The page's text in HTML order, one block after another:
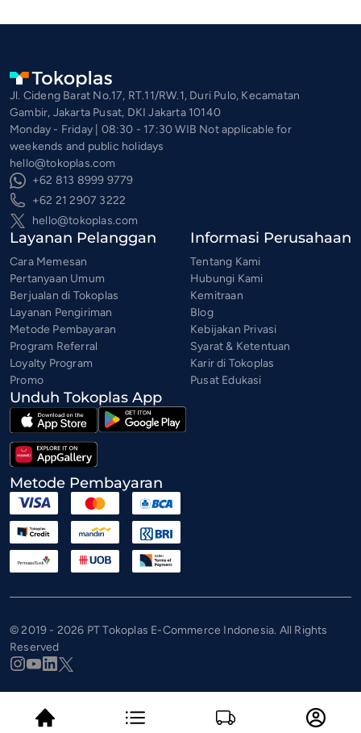
Jl. Cideng Barat No.17, RT.11/RW.1, Duri Pulo, Kecamatan
Gambir, Jakarta Pusat, DKI Jakarta 10140
Monday - Friday | 08:30 - 17:30 WIB Not applicable for
weekends and public holidays
hello@tokoplas.com
+62 813 8999 9779
+62 21 2907 3222
hello@tokoplas.com
Layanan Pelanggan
Cara Memesan
Pertanyaan Umum
Berjualan di Tokoplas
Layanan Pengiriman
Metode Pembayaran
Program Referral
Loyalty Program
Promo
Informasi Perusahaan
Tentang Kami
Hubungi Kami
Kemitraan
Blog
Kebijakan Privasi
Syarat & Ketentuan
Karir di Tokoplas
Pusat Edukasi
Unduh Tokoplas App
Metode Pembayaran
© 2019 - 2026 PT Tokoplas E-Commerce Indonesia. All Rights
Reserved